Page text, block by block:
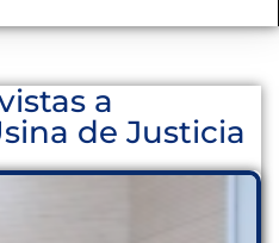
a
de Justicia